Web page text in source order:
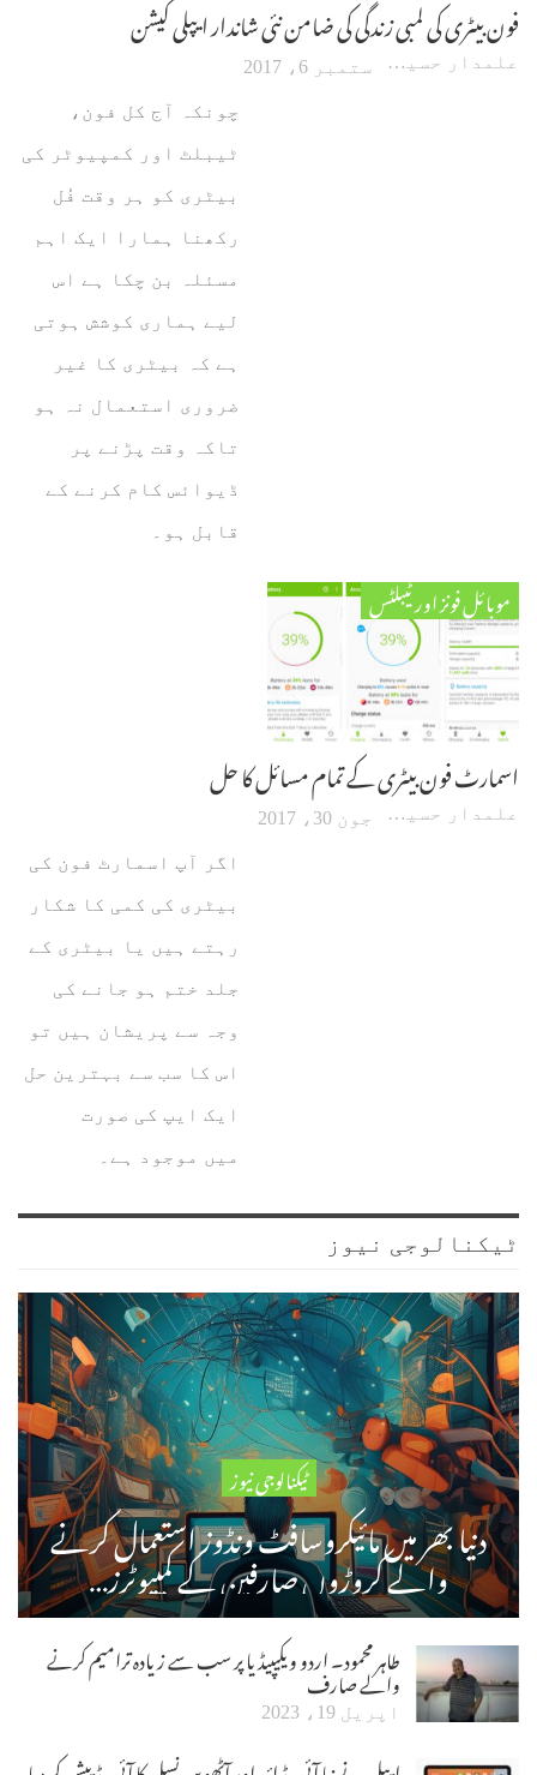
فون بیٹری کی لمبی زندگی کی ضامن نئی شاندار ایپلی کیشن
علمدار حسین ستمبر 6، 2017
چونکہ آج کل فون،
ٹیبلٹ اور کمپیوٹر کی
بیٹری کو ہر وقت فُل
رکھنا ہمارا ایک اہم
مسئلہ بن چکا ہے اس
لیے ہماری کوشش ہوتی
ہے کہ بیٹری کا غیر
ضروری استعمال نہ ہو
تاکہ وقت پڑنے پر
ڈیوائس کام کرنے کے
قابل ہو۔
موبائل فونز اور ٹیبلٹس
اسمارٹ فون بیٹری کے تمام مسائل کا حل
علمدار حسین جون 30، 2017
اگر آپ اسمارٹ فون کی
بیٹری کی کمی کا شکار
رہتے ہیں یا بیٹری کے
جلد ختم ہو جانے کی
وجہ سے پریشان ہیں تو
اس کا سب سے بہترین حل
ایک ایپ کی صورت
میں موجود ہے۔
ٹیکنالوجی نیوز
ٹیکنالوجی نیوز
دنیا بھر میں مائیکروسافٹ ونڈوز استعمال کرنے
والے کروڑوں صارفین کے کمپیوٹرز…
طاہر محمود۔ اردو ویکیپیڈیا پر سب سے زیادہ ترامیم کرنے
والے صارف
اپریل 19، 2023